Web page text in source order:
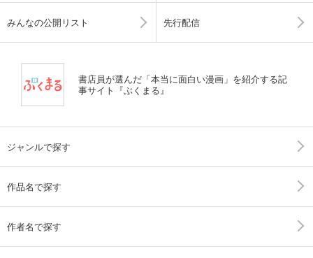
みんなの公開リスト 先行配信
書店員が選んだ「本当に面白い漫画」を紹介する記
事サイト『ぶくまる』
ジャンルで探す
作品名で探す
作者名で探す